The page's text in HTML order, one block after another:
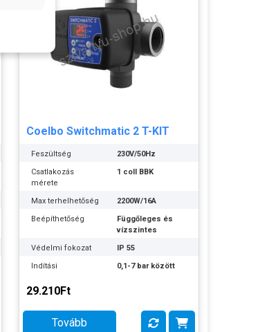
Coelbo Switchmatic 2 T-KIT
Feszültség
230V/50Hz
Csatlakozás
mérete
1 coll BBK
Max terhelhetőség
2200W/16A
Beépíthetőség
Függőleges és
vízszintes
Védelmi fokozat
IP 55
Indítási
0,1-7 bar között
Legkissebb
29.210Ft
Tovább